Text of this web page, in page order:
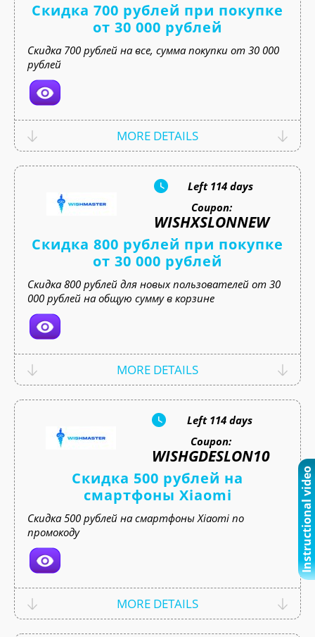
Скидка 700 рублей при покупке
от 30 000 рублей
Скидка 700 рублей на все, сумма покупки от 30 000
рублей
MORE DETAILS
Left 114 days
Coupon:
WISHXSLONNEW
Скидка 800 рублей при покупке
от 30 000 рублей
Скидка 800 рублей для новых пользователей от 30
000 рублей на общую сумму в корзине
MORE DETAILS
Left 114 days
Coupon:
WISHGDESLON10
Скидка 500 рублей на
смартфоны Xiaomi
Скидка 500 рублей на смартфоны Xiaomi по
промокоду
MORE DETAILS
Instructional video